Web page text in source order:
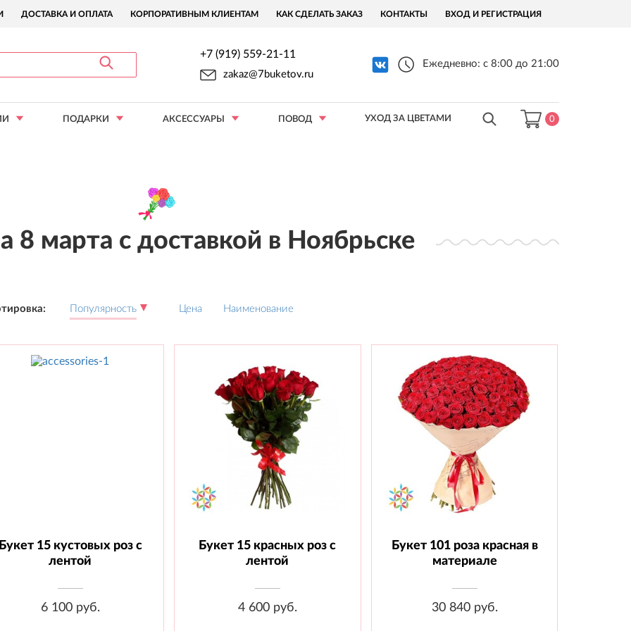
ДОСТАВКА И ОПЛАТА КОРПОРАТИВНЫМ КЛИЕНТАМ КАК СДЕЛАТЬ ЗАКАЗ КОНТАКТЫ ВХОД И РЕГИСТРАЦИЯ
+7 (919) 559-21-11
zakaz@7buketov.ru
Ежедневно: с 8:00 до 21:00
ПОДАРКИ АКСЕССУАРЫ ПОВОД УХОД ЗА ЦВЕТАМИ 0
8 марта с доставкой в Ноябрьске
Популярность Цена Наименование
Состав:
Кустовая роза
15 кустовых роз с
лентой
6 100 руб.
Состав: Роза 70 см - 15 шт.,
Лента
Букет 15 красных роз с
лентой
4 600 руб.
Состав: Роза 70 см - 101 шт.,
Материал
Букет 101 роза красная в
материале
30 840 руб.